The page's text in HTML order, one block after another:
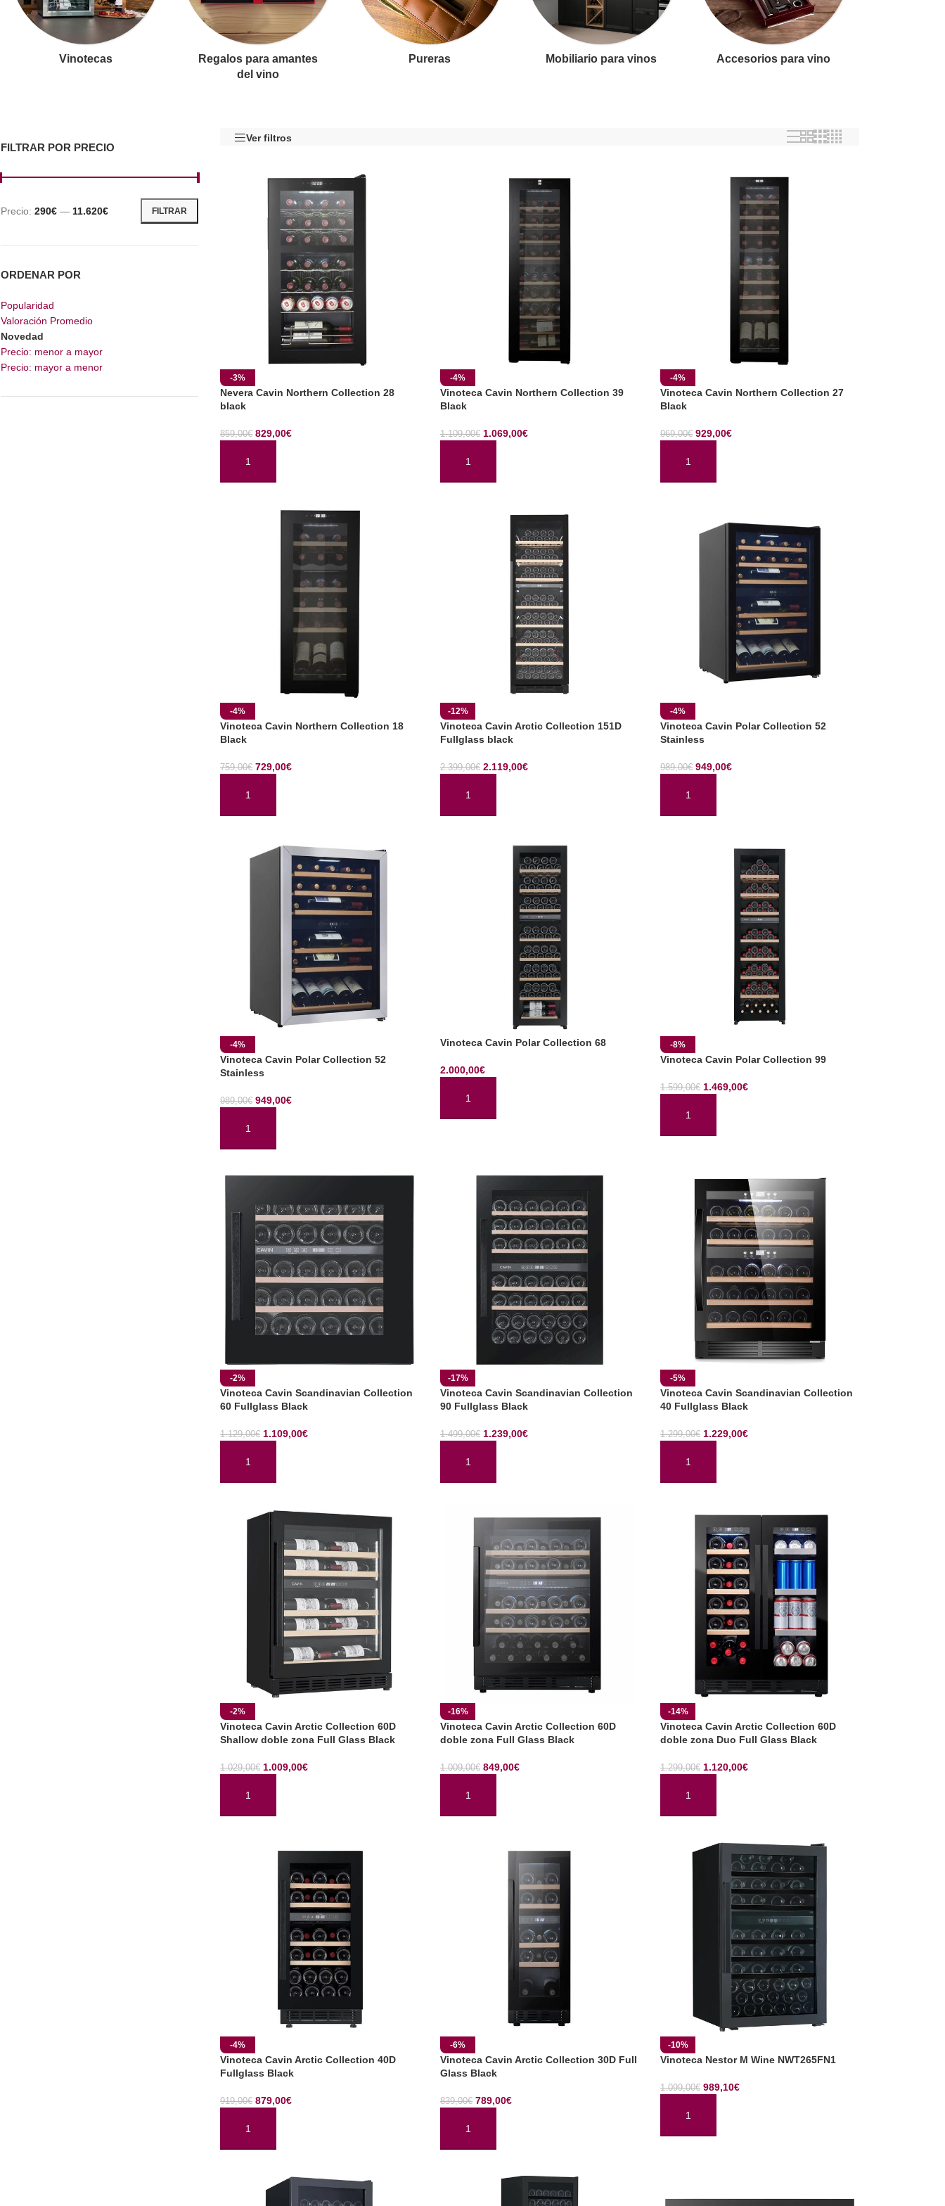
Vinotecas
Regalos para amantes
del vino
Pureras Mobiliario para vinos Accesorios para vino
FILTRAR POR PRECIO
FILTRAR
Precio: 290€— 11.620€
ORDENAR POR
Popularidad
Valoración Promedio
Novedad
Precio: menor a mayor
Precio: mayor a menor
Ver filtros
-3%
Nevera Cavin Northern Collection 28
black
859,00€ 829,00€
AÑADIR AL CARRITO
-4%
Vinoteca Cavin Northern Collection 39
Black
1.109,00€ 1.069,00€
AÑADIR AL CARRITO
-4%
Vinoteca Cavin Northern Collection 27
Black
969,00€ 929,00€
AÑADIR AL CARRITO
-4%
Vinoteca Cavin Northern Collection 18
Black
759,00€ 729,00€
AÑADIR AL CARRITO
-12%
Vinoteca Cavin Arctic Collection 151D
Fullglass black
2.399,00€ 2.119,00€
AÑADIR AL CARRITO
-4%
Vinoteca Cavin Polar Collection 52
Stainless
989,00€ 949,00€
AÑADIR AL CARRITO
-4%
Vinoteca Cavin Polar Collection 52
Stainless
989,00€ 949,00€
AÑADIR AL CARRITO
Vinoteca Cavin Polar Collection 68
2.000,00€
AÑADIR AL CARRITO
-8%
Vinoteca Cavin Polar Collection 99
1.599,00€ 1.469,00€
AÑADIR AL CARRITO
-2%
Vinoteca Cavin Scandinavian Collection
60 Fullglass Black
1.129,00€ 1.109,00€
AÑADIR AL CARRITO
-17%
Vinoteca Cavin Scandinavian Collection
90 Fullglass Black
1.499,00€ 1.239,00€
AÑADIR AL CARRITO
-5%
Vinoteca Cavin Scandinavian Collection
40 Fullglass Black
1.299,00€ 1.229,00€
AÑADIR AL CARRITO
-2%
Vinoteca Cavin Arctic Collection 60D
Shallow doble zona Full Glass Black
1.029,00€ 1.009,00€
AÑADIR AL CARRITO
-16%
Vinoteca Cavin Arctic Collection 60D
doble zona Full Glass Black
1.009,00€ 849,00€
AÑADIR AL CARRITO
-14%
Vinoteca Cavin Arctic Collection 60D
doble zona Duo Full Glass Black
1.299,00€ 1.120,00€
AÑADIR AL CARRITO
-4%
Vinoteca Cavin Arctic Collection 40D
Fullglass Black
919,00€ 879,00€
AÑADIR AL CARRITO
-6%
Vinoteca Cavin Arctic Collection 30D Full
Glass Black
839,00€ 789,00€
AÑADIR AL CARRITO
-10%
Vinoteca Nestor M Wine NWT265FN1
1.099,00€ 989,10€
AÑADIR AL CARRITO